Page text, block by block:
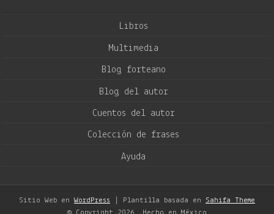
Libros
Multimedia
Blog forteano
Blog del autor
Cuentos del autor
Colección de frases
Ayuda
Sitio Web en WordPress | Plantilla basada en Sahifa Theme